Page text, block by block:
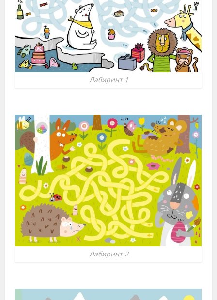
Лабиринт 1
Лабиринт 2